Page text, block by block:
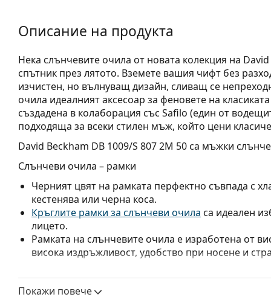
Описание на продукта
Нека слънчевите очила от новата колекция на
спътник през лятото. Вземете вашия чифт без
изчистен, но вълнуващ дизайн, сливащ се
очила идеалният аксесоар за феновете на
създадена в колаборация със Safilo (един от
подходяща за всеки стилен мъж, който цени
David Beckham DB 1009/S 807 2M 50са мъжки
Слънчеви очила – рамки
Черният цвят на рамката перфектно съвпада с
кестенява или черна коса.
Кръглите рамки за слънчеви очила са идеален
лицето.
Рамката на слънчевите очила е изработена от
висока издръжливост, удобство при носене и
Кафявите лещи блокират леко синята светлина,
Покажи повече